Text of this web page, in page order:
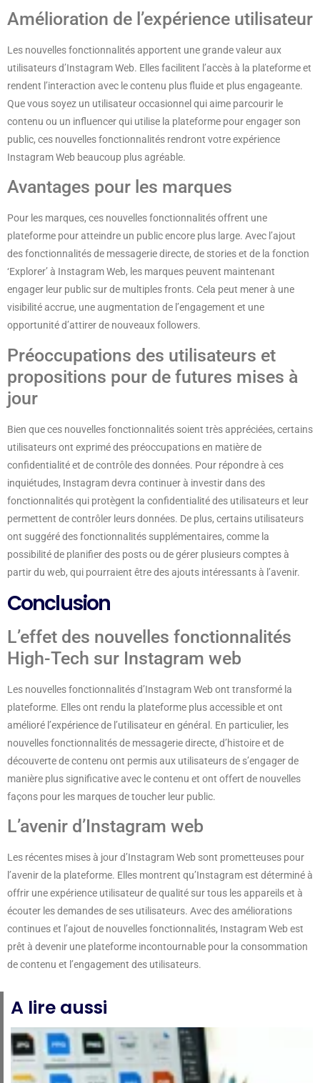
Amélioration de l’expérience utilisateur
Les nouvelles fonctionnalités apportent une grande valeur aux
utilisateurs d’Instagram Web. Elles facilitent l’accès à la plateforme et
rendent l’interaction avec le contenu plus fluide et plus engageante.
Que vous soyez un utilisateur occasionnel qui aime parcourir le
contenu ou un influencer qui utilise la plateforme pour engager son
public, ces nouvelles fonctionnalités rendront votre expérience
Instagram Web beaucoup plus agréable.
Avantages pour les marques
Pour les marques, ces nouvelles fonctionnalités offrent une
plateforme pour atteindre un public encore plus large. Avec l’ajout
des fonctionnalités de messagerie directe, de stories et de la fonction
‘Explorer’ à Instagram Web, les marques peuvent maintenant
engager leur public sur de multiples fronts. Cela peut mener à une
visibilité accrue, une augmentation de l’engagement et une
opportunité d’attirer de nouveaux followers.
Préoccupations des utilisateurs et
propositions pour de futures mises à
jour
Bien que ces nouvelles fonctionnalités soient très appréciées, certains
utilisateurs ont exprimé des préoccupations en matière de
confidentialité et de contrôle des données. Pour répondre à ces
inquiétudes, Instagram devra continuer à investir dans des
fonctionnalités qui protègent la confidentialité des utilisateurs et leur
permettent de contrôler leurs données. De plus, certains utilisateurs
ont suggéré des fonctionnalités supplémentaires, comme la
possibilité de planifier des posts ou de gérer plusieurs comptes à
partir du web, qui pourraient être des ajouts intéressants à l’avenir.
Conclusion
L’effet des nouvelles fonctionnalités
High-Tech sur Instagram web
Les nouvelles fonctionnalités d’Instagram Web ont transformé la
plateforme. Elles ont rendu la plateforme plus accessible et ont
amélioré l’expérience de l’utilisateur en général. En particulier, les
nouvelles fonctionnalités de messagerie directe, d’histoire et de
découverte de contenu ont permis aux utilisateurs de s’engager de
manière plus significative avec le contenu et ont offert de nouvelles
façons pour les marques de toucher leur public.
L’avenir d’Instagram web
Les récentes mises à jour d’Instagram Web sont prometteuses pour
l’avenir de la plateforme. Elles montrent qu’Instagram est déterminé à
offrir une expérience utilisateur de qualité sur tous les appareils et à
écouter les demandes de ses utilisateurs. Avec des améliorations
continues et l’ajout de nouvelles fonctionnalités, Instagram Web est
prêt à devenir une plateforme incontournable pour la consommation
de contenu et l’engagement des utilisateurs.
A lire aussi